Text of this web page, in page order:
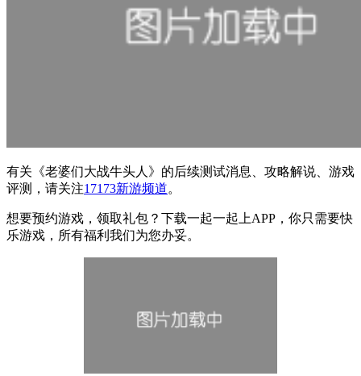
有关 《老婆们大战牛头人》 的后续测试消息、攻略解说、游戏
评测，请关注17173新游频道。
想要预约游戏，领取礼包？下载一起一起上APP，你只需要快
乐游戏，所有福利我们为您办妥。